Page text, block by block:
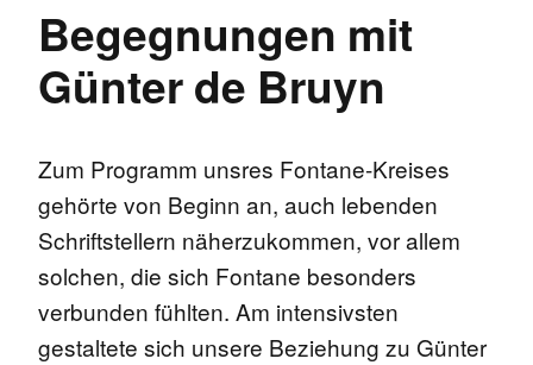
Begegnungen mit
Günter de Bruyn
Zum Programm unsres Fontane-Kreises
gehörte von Beginn an, auch lebenden
Schriftstellern näherzukommen, vor allem
solchen, die sich Fontane besonders
verbunden fühlten. Am intensivsten
gestaltete sich unsere Beziehung zu Günter